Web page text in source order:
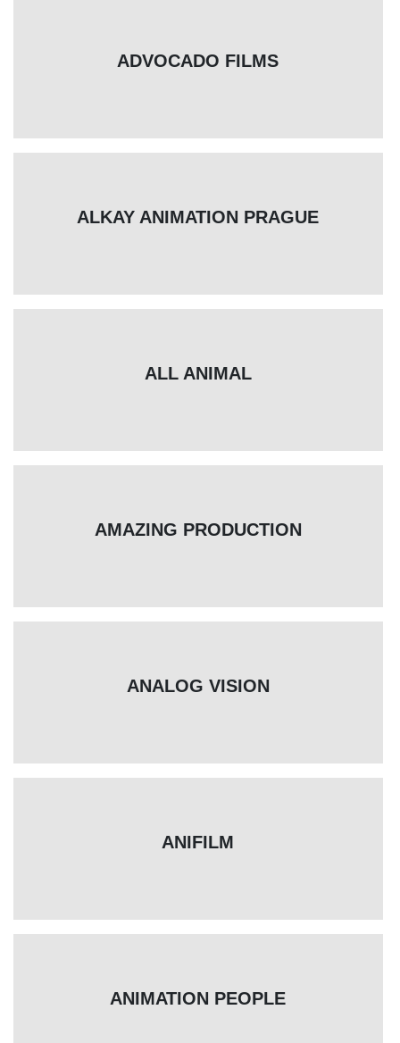
ADVOCADO FILMS
ALKAY ANIMATION PRAGUE
ALL ANIMAL
AMAZING PRODUCTION
ANALOG VISION
ANIFILM
ANIMATION PEOPLE